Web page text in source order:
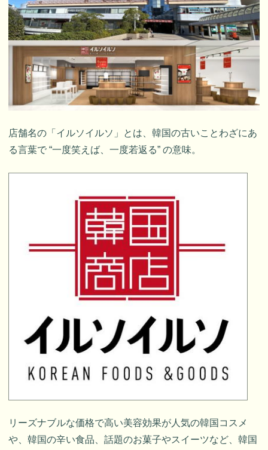
店舗名の「イルソイルソ」とは、韓国の古いことわざにあ
る言葉で “一度笑えば、一度若返る” の意味。
リーズナブルな価格で高い美容効果が人気の韓国コスメ
や、韓国の辛い食品、話題のお菓子やスイーツなど、韓国